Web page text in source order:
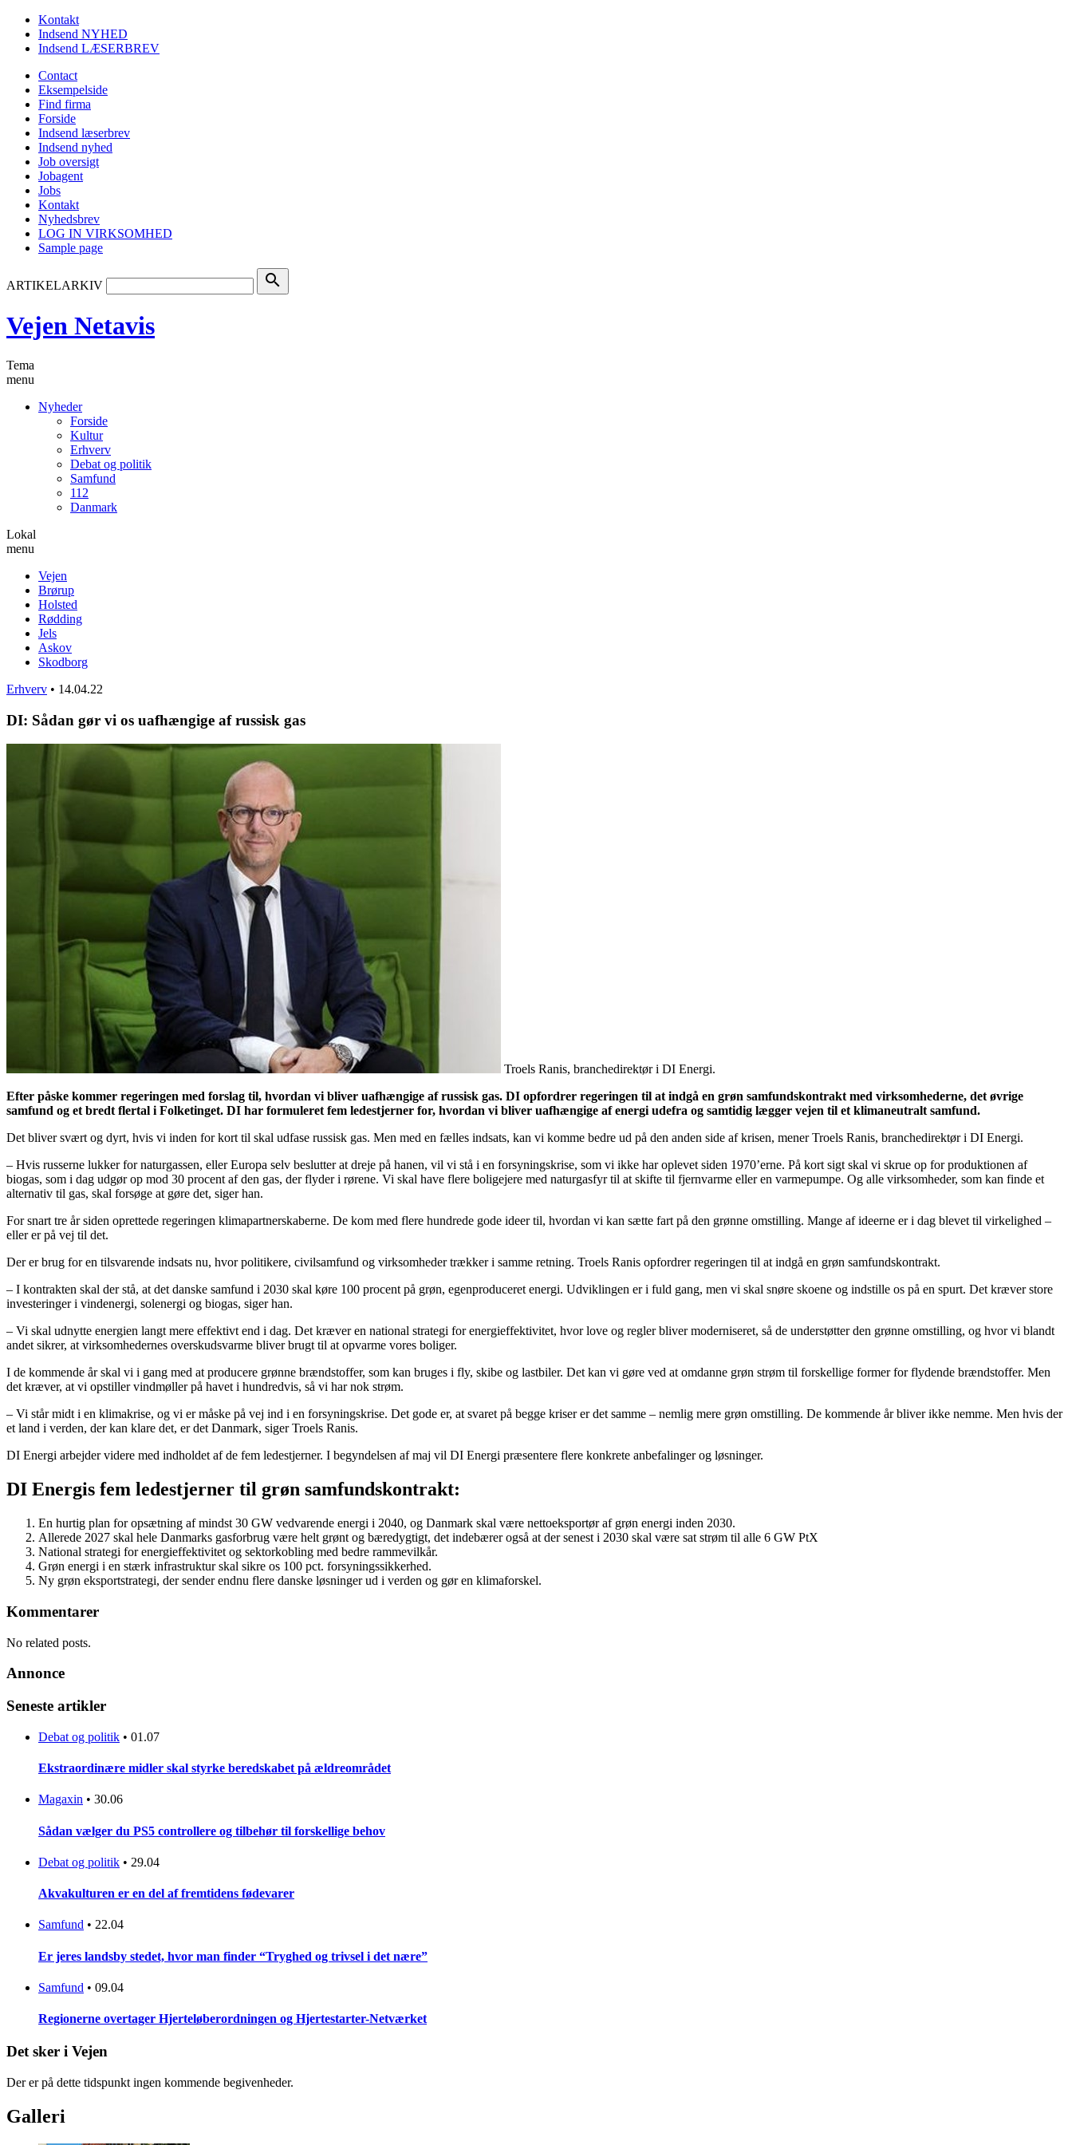
Kontakt
Indsend NYHED
Indsend LÆSERBREV
Contact
Eksempelside
Find firma
Forside
Indsend læserbrev
Indsend nyhed
Job oversigt
Jobagent
Jobs
Kontakt
Nyhedsbrev
LOG IN VIRKSOMHED
Sample page
ARTIKELARKIV search
Vejen Netavis
Tema
menu
Nyheder
Forside
Kultur
Erhverv
Debat og politik
Samfund
112
Danmark
Lokal
menu
Vejen
Brørup
Holsted
Rødding
Jels
Askov
Skodborg
Erhverv • 14.04.22
DI: Sådan gør vi os uafhængige af russisk gas
Troels Ranis, branchedirektør i DI Energi.
Efter påske kommer regeringen med forslag til, hvordan vi bliver uafhængige af russisk gas. DI opfordrer regeringen til at indgå en grøn samfundskontrakt med virksomhederne, det øvrige
samfund og et bredt flertal i Folketinget. DI har formuleret fem ledestjerner for, hvordan vi bliver uafhængige af energi udefra og samtidig lægger vejen til et klimaneutralt samfund.
Det bliver svært og dyrt, hvis vi inden for kort til skal udfase russisk gas. Men med en fælles indsats, kan vi komme bedre ud på den anden side af krisen, mener Troels Ranis, branchedirektør i DI Energi.
– Hvis russerne lukker for naturgassen, eller Europa selv beslutter at dreje på hanen, vil vi stå i en forsyningskrise, som vi ikke har oplevet siden 1970’erne. På kort sigt skal vi skrue op for produktionen af
biogas, som i dag udgør op mod 30 procent af den gas, der flyder i rørene. Vi skal have flere boligejere med naturgasfyr til at skifte til fjernvarme eller en varmepumpe. Og alle virksomheder, som kan finde et
alternativ til gas, skal forsøge at gøre det, siger han.
For snart tre år siden oprettede regeringen klimapartnerskaberne. De kom med flere hundrede gode ideer til, hvordan vi kan sætte fart på den grønne omstilling. Mange af ideerne er i dag blevet til virkelighed –
eller er på vej til det.
Der er brug for en tilsvarende indsats nu, hvor politikere, civilsamfund og virksomheder trækker i samme retning. Troels Ranis opfordrer regeringen til at indgå en grøn samfundskontrakt.
– I kontrakten skal der stå, at det danske samfund i 2030 skal køre 100 procent på grøn, egenproduceret energi. Udviklingen er i fuld gang, men vi skal snøre skoene og indstille os på en spurt. Det kræver store
investeringer i vindenergi, solenergi og biogas, siger han.
– Vi skal udnytte energien langt mere effektivt end i dag. Det kræver en national strategi for energieffektivitet, hvor love og regler bliver moderniseret, så de understøtter den grønne omstilling, og hvor vi blandt
andet sikrer, at virksomhedernes overskudsvarme bliver brugt til at opvarme vores boliger.
I de kommende år skal vi i gang med at producere grønne brændstoffer, som kan bruges i fly, skibe og lastbiler. Det kan vi gøre ved at omdanne grøn strøm til forskellige former for flydende brændstoffer. Men
det kræver, at vi opstiller vindmøller på havet i hundredvis, så vi har nok strøm.
– Vi står midt i en klimakrise, og vi er måske på vej ind i en forsyningskrise. Det gode er, at svaret på begge kriser er det samme – nemlig mere grøn omstilling. De kommende år bliver ikke nemme. Men hvis der
et land i verden, der kan klare det, er det Danmark, siger Troels Ranis.
DI Energi arbejder videre med indholdet af de fem ledestjerner. I begyndelsen af maj vil DI Energi præsentere flere konkrete anbefalinger og løsninger.
DI Energis fem ledestjerner til grøn samfundskontrakt:
En hurtig plan for opsætning af mindst 30 GW vedvarende energi i 2040, og Danmark skal være nettoeksportør af grøn energi inden 2030.
Allerede 2027 skal hele Danmarks gasforbrug være helt grønt og bæredygtigt, det indebærer også at der senest i 2030 skal være sat strøm til alle 6 GW PtX
National strategi for energieffektivitet og sektorkobling med bedre rammevilkår.
Grøn energi i en stærk infrastruktur skal sikre os 100 pct. forsyningssikkerhed.
Ny grøn eksportstrategi, der sender endnu flere danske løsninger ud i verden og gør en klimaforskel.
Kommentarer
No related posts.
Annonce
Seneste artikler
Debat og politik • 01.07
Ekstraordinære midler skal styrke beredskabet på ældreområdet
Magaxin • 30.06
Sådan vælger du PS5 controllere og tilbehør til forskellige behov
Debat og politik • 29.04
Akvakulturen er en del af fremtidens fødevarer
Samfund • 22.04
Er jeres landsby stedet, hvor man finder “Tryghed og trivsel i det nære”
Samfund • 09.04
Regionerne overtager Hjerteløberordningen og Hjertestarter-Netværket
Det sker i Vejen
Der er på dette tidspunkt ingen kommende begivenheder.
Galleri